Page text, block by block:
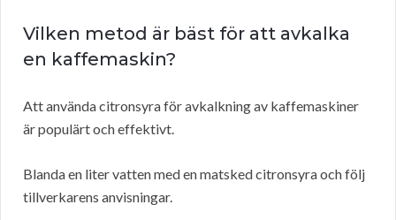
Vilken metod är bäst för att avkalka
en kaffemaskin?
Att använda citronsyra för avkalkning av kaffemaskiner
är populärt och effektivt.
Blanda en liter vatten med en matsked citronsyra och följ
tillverkarens anvisningar.